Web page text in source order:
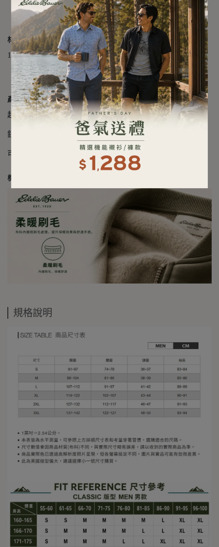
材質成分
100% 棉
產品細節
超柔軟雙面刷毛布料
鈕扣領設計
可調式鈕扣袖口，斜裁胸袋與袖口，俐落細節設計
標準版型：不會過緊或寬鬆，適合多數身形。
規格說明